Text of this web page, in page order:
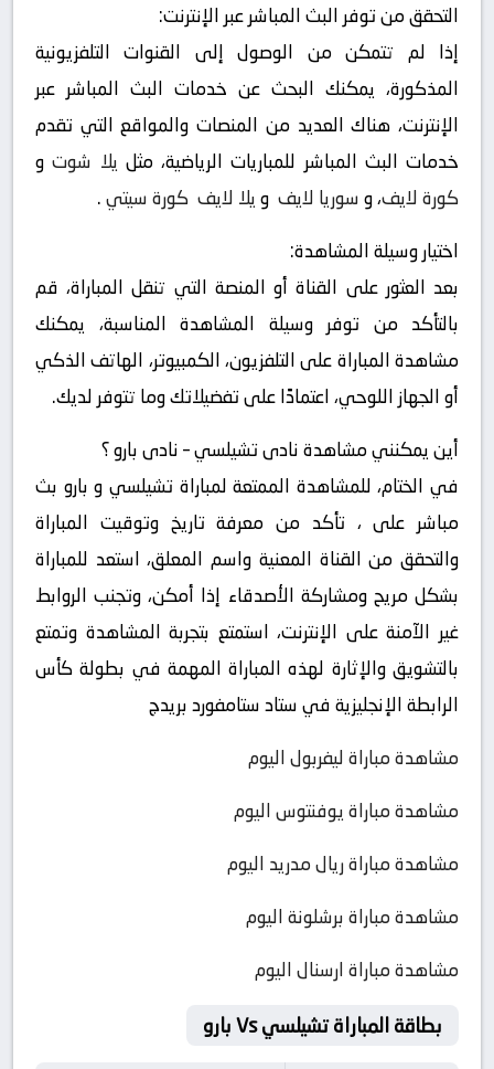
التحقق من توفر البث المباشر عبر الإنترنت:
إذا لم تتمكن من الوصول إلى القنوات التلفزيونية
المذكورة، يمكنك البحث عن خدمات البث المباشر عبر
الإنترنت، هناك العديد من المنصات والمواقع التي تقدم
خدمات البث المباشر للمباريات الرياضية، مثل يلا شوتو
كورة لايف، وسوريا لايف ويلا لايف كورة سيتي.
اختيار وسيلة المشاهدة:
بعد العثور على القناة أو المنصة التي تنقل المباراة، قم
بالتأكد من توفر وسيلة المشاهدة المناسبة، يمكنك
مشاهدة المباراة على التلفزيون، الكمبيوتر، الهاتف الذكي
أو الجهاز اللوحي، اعتمادًا على تفضيلاتك وما تتوفر لديك.
أين يمكنني مشاهدة ‎نادى تشيلسي – نادى بارو ؟
في الختام، للمشاهدة الممتعة لمباراة تشيلسي و بارو بث
مباشر على ، تأكد من معرفة تاريخ وتوقيت المباراة
والتحقق من القناة المعنية واسم المعلق، استعد للمباراة
بشكل مريح ومشاركة الأصدقاء إذا أمكن، وتجنب الروابط
غير الآمنة على الإنترنت، استمتع بتجربة المشاهدة وتمتع
بالتشويق والإثارة لهذه المباراة المهمة في بطولة كأس
الرابطة الإنجليزية في ستاد ستامفورد بريدج
مشاهدة مباراة ليفربول اليوم
مشاهدة مباراة يوفنتوس اليوم
مشاهدة مباراة ريال مدريد اليوم
مشاهدة مباراة برشلونة اليوم
مشاهدة مباراة ارسنال اليوم
بطاقة المباراة تشيلسي Vs بارو